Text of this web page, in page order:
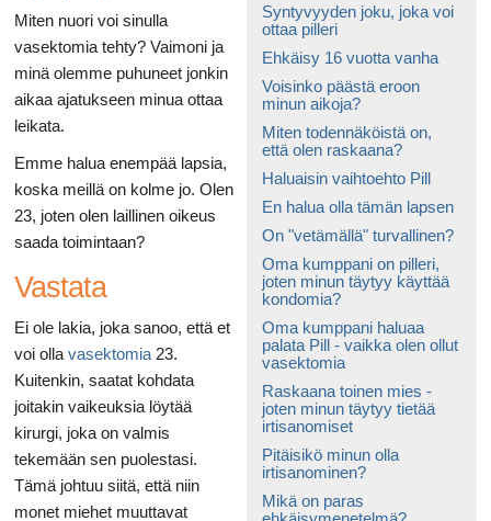
Syntyvyyden joku, joka voi
ottaa pilleri
Ehkäisy 16 vuotta vanha
Voisinko päästä eroon
minun aikoja?
Miten todennäköistä on,
että olen raskaana?
Haluaisin vaihtoehto Pill
En halua olla tämän lapsen
On "vetämällä" turvallinen?
Oma kumppani on pilleri,
joten minun täytyy käyttää
kondomia?
Oma kumppani haluaa
palata Pill - vaikka olen ollut
vasektomia
Raskaana toinen mies -
joten minun täytyy tietää
irtisanomiset
Pitäisikö minun olla
irtisanominen?
Mikä on paras
Miten nuori voi sinulla
vasektomia tehty? Vaimoni ja
minä olemme puhuneet jonkin
aikaa ajatukseen minua ottaa
leikata.
Emme halua enempää lapsia,
koska meillä on kolme jo. Olen
23, joten olen laillinen oikeus
saada toimintaan?
Vastata
Ei ole lakia, joka sanoo, että et
voi olla vasektomia 23.
Kuitenkin, saatat kohdata
joitakin vaikeuksia löytää
kirurgi, joka on valmis
tekemään sen puolestasi.
Tämä johtuu siitä, että niin
monet miehet muuttavat